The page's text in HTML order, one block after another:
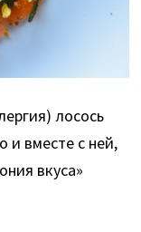
лосось
и вместе с ней,
вкуса»